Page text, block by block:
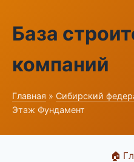
База
компаний
Главная » Сибирский
Этаж Фундамент
🏠